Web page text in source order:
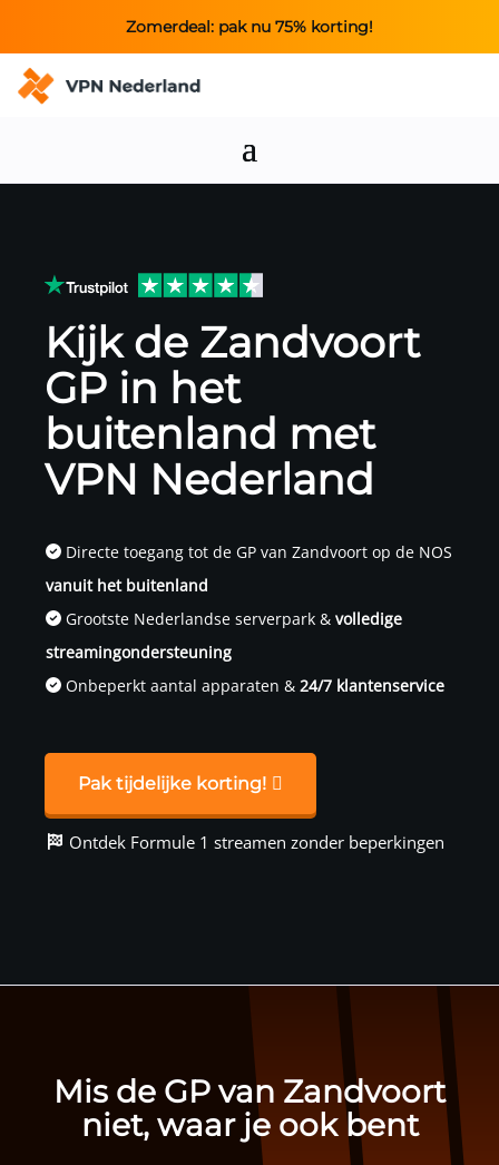
Zomerdeal: pak nu 75% korting!
Kijk de Zandvoort
GP in het
buitenland met
VPN Nederland
Directe toegang tot de GP van Zandvoort op de NOS
vanuit het buitenland
Grootste Nederlandse serverpark & volledige
streamingondersteuning
Onbeperkt aantal apparaten & 24/7 klantenservice
Pak tijdelijke korting!
Ontdek Formule 1 streamen zonder beperkingen
Mis de GP van Zandvoort
niet, waar je ook bent